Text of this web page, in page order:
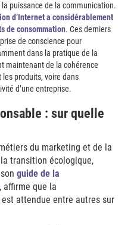
puissance de la communication.
d’Internet a considérablement
de consommation. Ces derniers
de conscience pour
dans la pratique de la
maintenant de la cohérence
produits, voire dans
d’une entreprise.
: sur quelle
du marketing et de la
transition écologique,
guide de la
, affirme que la
attendue entre autres sur